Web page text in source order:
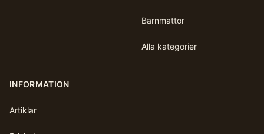
Barnmattor
Alla kategorier
INFORMATION
Artiklar